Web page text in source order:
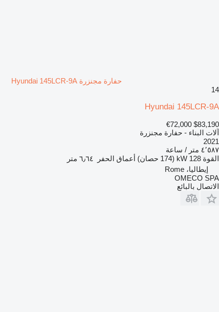
حفارة مجنزرة Hyundai 145LCR-9A
14
Hyundai 145LCR-9A
$83,190
€72,000
آلات البناء - حفارة مجنزرة
2021
٤٬٥٨٧ متر / ساعة
القوة 128 kW (174 حصان) أعماق الحفر
٦٫٦٤ متر
إيطاليا، Rome
OMECO SPA
الاتصال بالبائع